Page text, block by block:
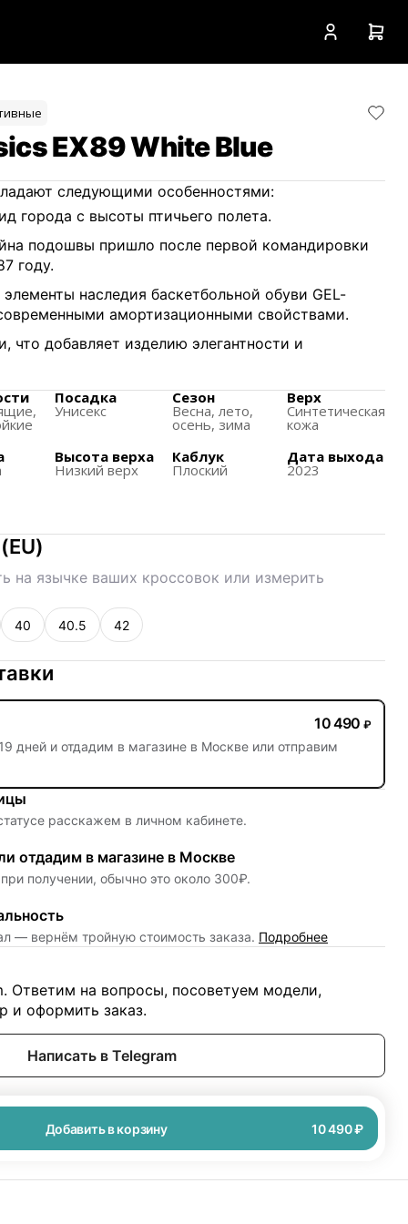
EX89 White Blue
следующими особенностями:
города с высоты птичьего полета.
подошвы пришло после первой командировки
году.
наследия баскетбольной обуви GEL-
амортизационными свойствами.
что добавляет изделию элегантности и
FF BLAST, которая обеспечивает легкость и
обувь комфортной для повседневного
изогнутую форму для улучшения комфорта под
Посадка
Унисекс
Сезон
Весна, лето,
осень, зима
Верх
Синтетическая
кожа
Высота верха
Низкий верх
Каблук
Плоский
Дата выхода
2023
EU)
на язычке ваших кроссовок или измерить
40 40.5 42
10 490 ₽
дней и отдадим в магазине в Москве или отправим
расскажем в личном кабинете.
отдадим в магазине в Москве
получении, обычно это около 300₽.
— вернём тройную стоимость заказа. Подробнее
Ответим на вопросы, посоветуем модели,
и оформить заказ.
Написать в Telegram
Добавить в корзину 10 490 ₽